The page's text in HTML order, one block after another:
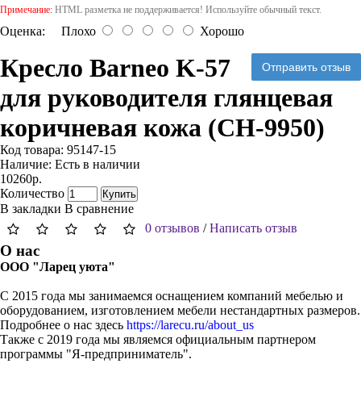
Примечание: HTML разметка не поддерживается! Используйте обычный текст.
Оценка: Плохо Хорошо
Отправить отзыв
Кресло Barneo K-57
для руководителя глянцевая
коричневая кожа (CH-9950)
Код товара: 95147-15
Наличие: Есть в наличии
10260р.
Количество
Купить
В закладки В сравнение
0 отзывов /Написать отзыв
О нас
ООО "Ларец уюта"
С 2015 года мы занимаемся оснащением компаний мебелью и
оборудованием, изготовлением мебели нестандартных размеров.
Подробнее о нас здесь https://larecu.ru/about_us
Также с 2019 года мы являемся официальным партнером
программы "Я-предприниматель".